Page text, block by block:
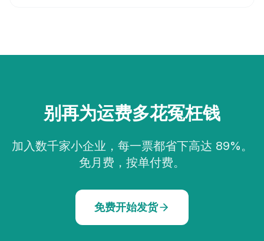
别再为运费多花冤枉钱
加入数千家小企业，每一票都省下高达 89%。
免月费，按单付费。
免费开始发货